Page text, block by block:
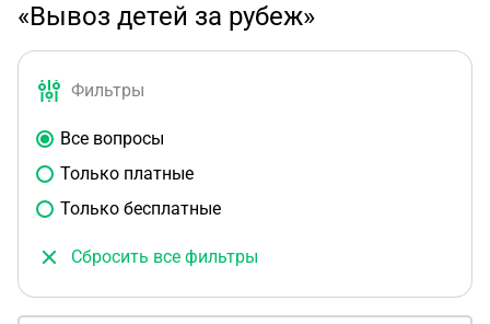
«Вывоз детей за рубеж»
Фильтры
Все вопросы
Только платные
Только бесплатные
Сбросить все фильтры